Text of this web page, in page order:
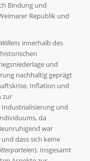
Bindung und
Republik und
innerhalb des
und
nachhaltig geprägt
Inflation und
zur
und
da
war
dass sich keine
). Insgesamt